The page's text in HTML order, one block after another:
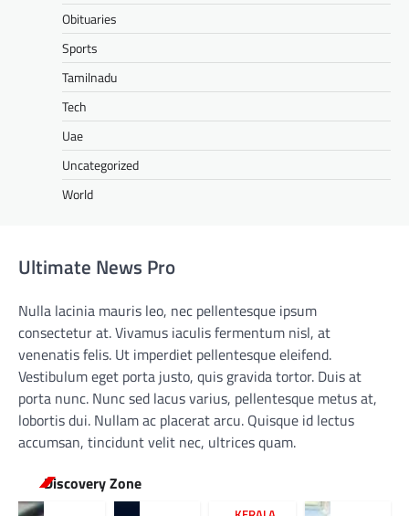
Obituaries
Sports
Tamilnadu
Tech
Uae
Uncategorized
World
Ultimate News Pro
Nulla lacinia mauris leo, nec pellentesque ipsum
consectetur at. Vivamus iaculis fermentum nisl, at
venenatis felis. Ut imperdiet pellentesque eleifend.
Vestibulum eget porta justo, quis gravida tortor. Duis at
porta nunc. Nunc sed lacus varius, pellentesque metus at,
lobortis dui. Nullam ac placerat arcu. Quisque id lectus
accumsan, tincidunt velit nec, ultrices quam.
Discovery Zone